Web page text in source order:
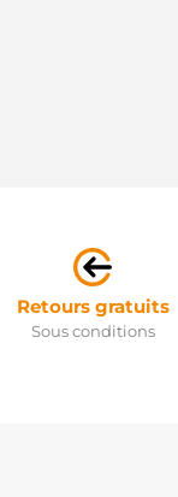
Retours gratuits
Sous conditions